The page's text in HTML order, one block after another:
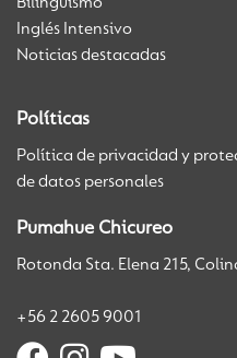
Inglés Intensivo
Noticias destacadas
Políticas
Política de privacidad y
de datos personales
Pumahue Chicureo
Rotonda Sta. Elena 215,
+56 2 2605 9001